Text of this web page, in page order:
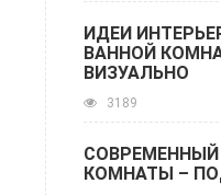
ИДЕИ
ВАННОЙ
ВИЗУАЛЬНО
3189
СОВРЕМЕННЫЙ
КОМНАТЫ –